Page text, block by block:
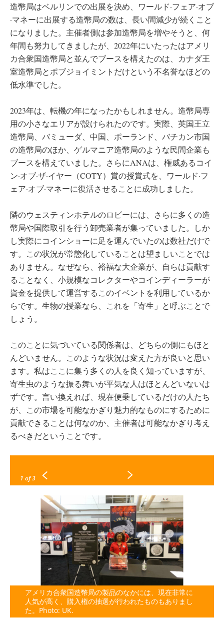
造幣局はベルリンでの出展を決め、ワールド·フェア·オブ
·マネーに出展する造幣局の数は、長い間減少が続くこと
になりました。主催者側は参加造幣局を増やそうと、何
年間も努力してきましたが、2022年にいたったはアメリ
カ合衆国造幣局と並んでブースを構えたのは、カナダ王
室造幣局とポブジョイミントだけという不名誉なほどの
低水準でした。
2023年は、転機の年になったかもしれません。造幣局専
用の小さなエリアが設けられたのです。実際、英国王立
造幣局、バミューダ、中国、ポーランド、バチカン市国
の造幣局のほか、ゲルマニア造幣局のような民間企業も
ブースを構えていました。さらにANAは、権威あるコイ
ン·オブ·ザ·イヤー（COTY）賞の授賞式を、ワールド·フ
ェア·オブ·マネーに復活させることに成功しました。
隣のウェスティンホテルのロビーには、さらに多くの造
幣局や国際取引を行う卸売業者が集っていました。しか
し実際にコインショーに足を運んでいたのは数社だけで
す。この状況が常態化していることは望ましいことでは
ありません。なぜなら、裕福な大企業が、自らは貢献す
ることなく、小規模なコレクターやコインディーラーが
資金を提供して運営するこのイベントを利用しているか
らです。生物の授業なら、これを「寄生」と呼ぶことで
しょう。
このことに気づいている関係者は、どちらの側にもほと
んどいません。このような状況は変えた方が良いと思い
ます。私はここに集う多くの人を良く知っていますが、
寄生虫のような振る舞いが平気な人はほとんどいないは
ずです。言い換えれば、現在便乗しているだけの人たち
が、この市場を可能なかぎり魅力的なものにするために
貢献できることは何なのか、主催者は可能なかぎり考え
るべきだということです。
1 of 3
アメリカ合衆国造幣局の製品のなかには、現在非常に
人気が高く、購入権の抽選が行われたものもありまし
た。Photo: UK.